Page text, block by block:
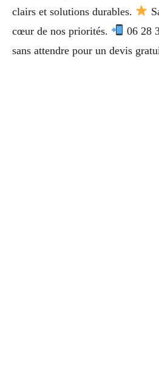
clairs et solutions durables.
cœur de nos priorités.
06 28
sans attendre pour un devis